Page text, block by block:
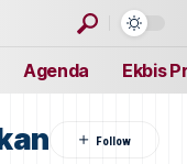
Agenda Ekbis